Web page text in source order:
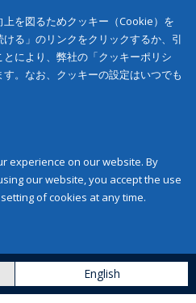
を図るためクッキー（Cookie）を
る」のリンクをクリックするか、引
により、弊社の「クッキーポリシ
。なお、クッキーの設定はいつでも
experience on our website. By
our website, you accept the use
of cookies at any time.
English